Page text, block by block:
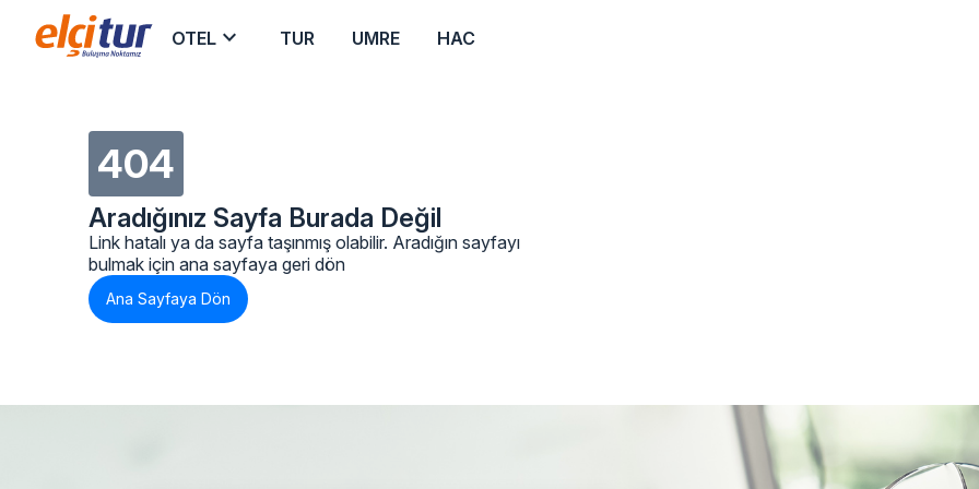
OTEL keyboard_arrow_down TUR UMRE HAC
404
Aradığınız Sayfa Burada Değil
Link hatalı ya da sayfa taşınmış olabilir. Aradığın sayfayı
bulmak için ana sayfaya geri dön
Ana Sayfaya Dön